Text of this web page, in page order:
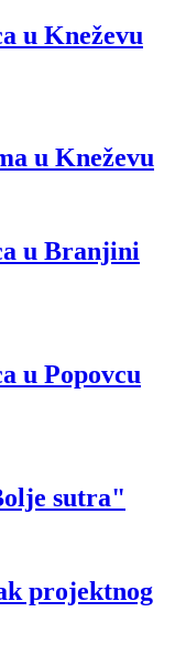
u Kneževu
u Kneževu
u Branjini
u Popovcu
sutra"
projektnog